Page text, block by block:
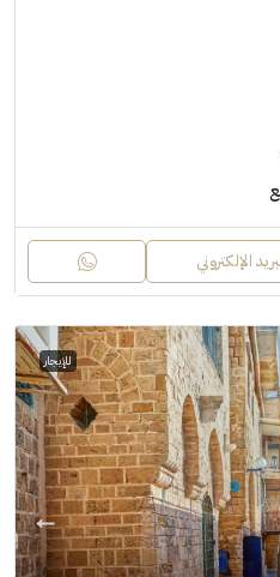
الإلكتروني
للإيجار